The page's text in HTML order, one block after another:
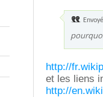
http://
et les liens
http://